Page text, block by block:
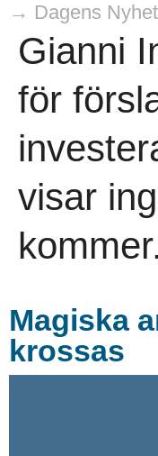
→ Dagens
Gianni
för
visar
Magiska
krossas